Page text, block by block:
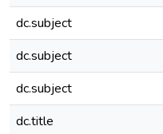
dc.subject
dc.subject
dc.subject
dc.title